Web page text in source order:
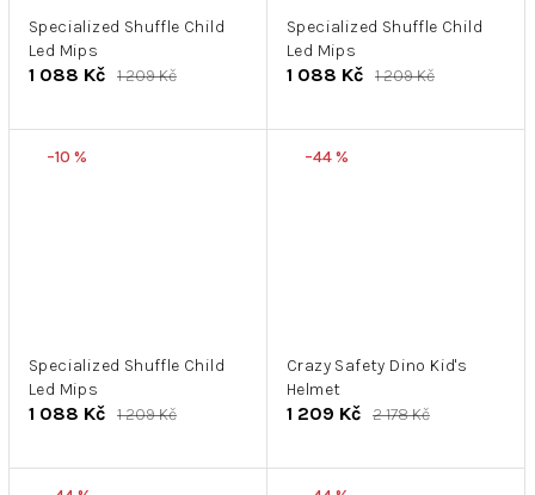
Specialized Shuffle Child
Led Mips
1 088 Kč 1 209 Kč
Specialized Shuffle Child
Led Mips
1 088 Kč 1 209 Kč
–10 %
Specialized Shuffle Child
Led Mips
1 088 Kč 1 209 Kč
–44 %
Crazy Safety Dino Kid's
Helmet
1 209 Kč 2 178 Kč